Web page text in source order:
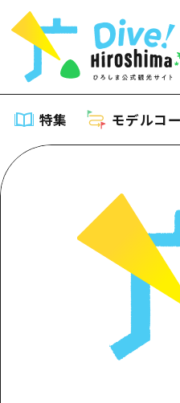
特集 モデルコ
特集一覧
おすすめ
アート
イベント・
グルメ・酒
モデルコース
モデルコー
Dive!
広島もし
あたらしい
スポット・体験
スポット
広島市周辺
イベント